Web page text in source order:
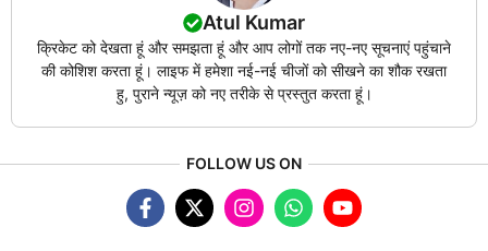
Atul Kumar
क्रिकेट को देखता हूं और समझता हूं और आप लोगों तक नए-नए सूचनाएं पहुंचाने
की कोशिश करता हूं। लाइफ में हमेशा नई-नई चीजों को सीखने का शौक रखता
हु, पुराने न्यूज़ को नए तरीके से प्रस्तुत करता हूं।
FOLLOW US ON